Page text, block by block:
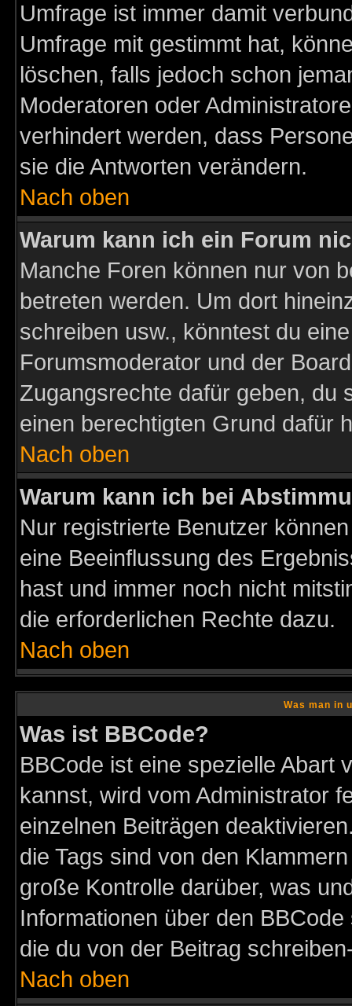
Umfrage ist immer damit
Umfrage mit gestimmt hat,
löschen, falls jedoch schon
Moderatoren oder
verhindert werden, dass
sie die Antworten verändern.
Nach oben
Warum kann ich ein Forum
Manche Foren können nur von
betreten werden. Um dort
schreiben usw., könntest du
Forumsmoderator und der
Zugangsrechte dafür geben, du
einen berechtigten Grund dafür
Nach oben
Warum kann ich bei
Nur registrierte Benutzer
eine Beeinflussung des
hast und immer noch nicht
die erforderlichen Rechte dazu.
Nach oben
Was man in
Was ist BBCode?
BBCode ist eine spezielle Abart
kannst, wird vom Administrator
einzelnen Beiträgen
die Tags sind von den
große Kontrolle darüber, was
Informationen über den
die du von der Beitrag
Nach oben